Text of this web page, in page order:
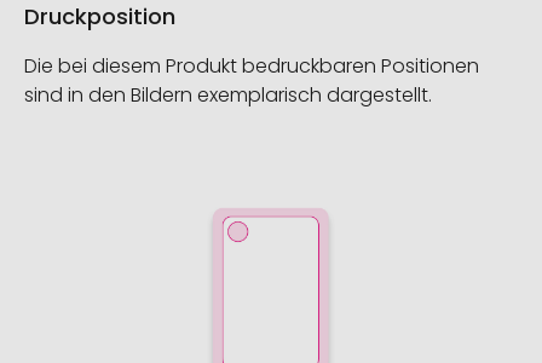
Druckposition
Die bei diesem Produkt bedruckbaren Positionen
sind in den Bildern exemplarisch dargestellt.